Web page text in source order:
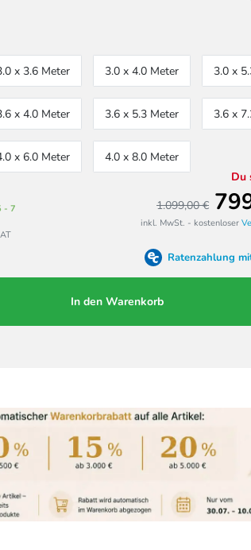
x 3.6 Meter 3.0 x 4.0 Meter 3.0 x
x 4.0 Meter 3.6 x 5.3 Meter 3.6 x
x 6.0 Meter 4.0 x 8.0 Meter
- 7
Du
1.099,00 €
inkl. MwSt. - kostenloser
Ratenzahlung
In den Warenkorb